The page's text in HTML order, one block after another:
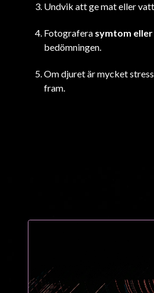
Undvik att ge mat eller
Fotografera symtom
bedömningen.
Om djuret är mycket
fram.